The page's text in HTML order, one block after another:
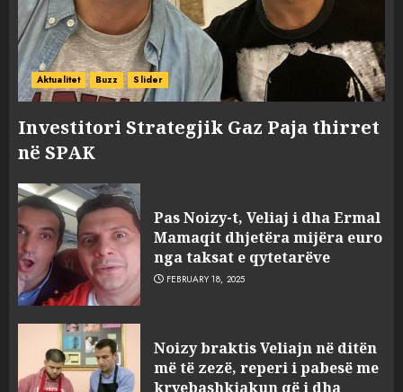
Aktualitet Buzz Slider
Investitori Strategjik Gaz Paja thirret
në SPAK
Pas Noizy-t, Veliaj i dha Ermal
Mamaqit dhjetëra mijëra euro
nga taksat e qytetarëve
FEBRUARY 18, 2025
Noizy braktis Veliajn në ditën
më të zezë, reperi i pabesë me
kryebashkiakun që i dha
sulmuan “One Albania”,
ngjarja u fsheh. A u vodhën